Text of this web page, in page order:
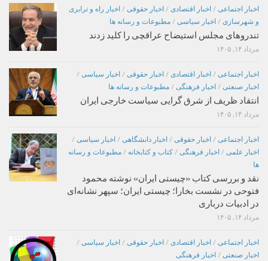
اخبار اجتماعی / اخبار اقتصادی / اخبار حقوقی / اخبار راه و ترابری
و شهرسازی / اخبار سیاسی / مطبوعات و رسانه ها
تندروهای مجلس استیضاح عراقچی را کلید زدند
مرداد ۱۴, ۱۴۰۵
اخبار اجتماعی / اخبار اقتصادی / اخبار حقوقی / اخبار سیاسی /
اخبار صنعتی / اخبار فرهنگی / مطبوعات و رسانه ها
انتقاد ظریف از شرق گرایی سیاست خارجی ایران
مرداد ۱۴, ۱۴۰۵
اخبار اجتماعی / اخبار حقوقی / اخبار دانشگاهی / اخبار سیاسی /
اخبار علمی / اخبار فرهنگی / کتاب و کتابخانه / مطبوعات و رسانه
ها
نقد و بررسی کتاب «چیستی ایران» نوشته محمود
فتوحی در نشست بخارا؛ چیستی ایران؛ سپهر نشانه‌ای
در ادبیات درباری
مرداد ۱۴, ۱۴۰۵
اخبار اجتماعی / اخبار اقتصادی / اخبار حقوقی / اخبار سیاسی /
اخبار صنعتی / اخبار فرهنگی